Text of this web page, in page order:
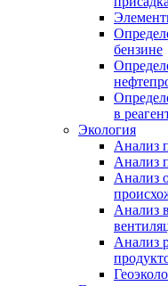
бензине
в
Экология
Анализ
Анализ
Анализ
Анализ
Анализ